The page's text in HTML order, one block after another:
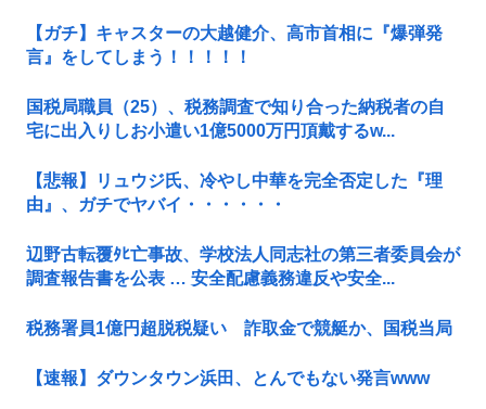
【ガチ】キャスターの大越健介、高市首相に『爆弾発
言』をしてしまう！！！！！
国税局職員（25）、税務調査で知り合った納税者の自
宅に出入りしお小遣い1億5000万円頂戴するw...
【悲報】リュウジ氏、冷やし中華を完全否定した『理
由』、ガチでヤバイ・・・・・・
辺野古転覆ﾀﾋ亡事故、学校法人同志社の第三者委員会が
調査報告書を公表 … 安全配慮義務違反や安全...
税務署員1億円超脱税疑い 詐取金で競艇か、国税当局
【速報】ダウンタウン浜田、とんでもない発言www